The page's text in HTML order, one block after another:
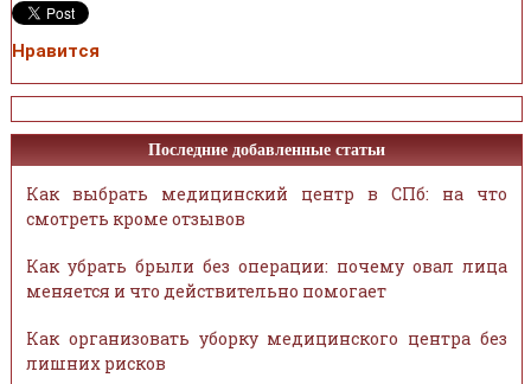
Нравится
Последние добавленные статьи
Как выбрать медицинский центр в СПб: на что
смотреть кроме отзывов
Как убрать брыли без операции: почему овал лица
меняется и что действительно помогает
Как организовать уборку медицинского центра без
лишних рисков